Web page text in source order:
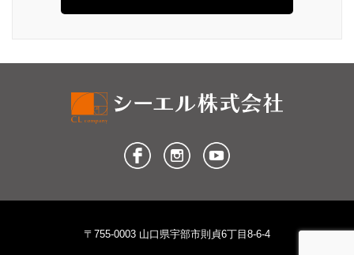
〒755-0003 山口県宇部市則貞6丁目8-6-4